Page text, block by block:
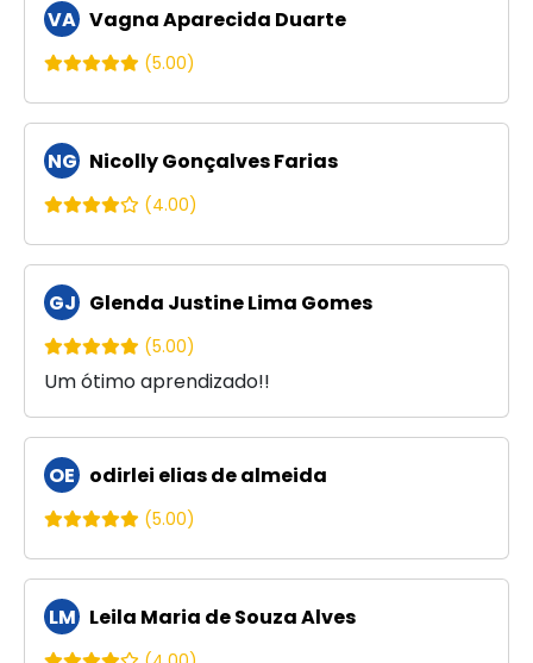
VA Vagna Aparecida Duarte
(5.00)
NG Nicolly Gonçalves Farias
(4.00)
GJ Glenda Justine Lima Gomes
(5.00)
Um ótimo aprendizado!!
OE odirlei elias de almeida
(5.00)
LM Leila Maria de Souza Alves